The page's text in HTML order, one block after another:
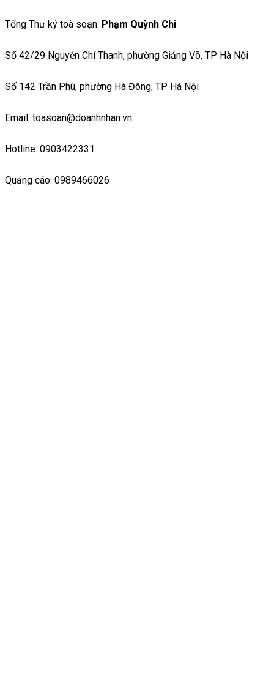
Tổng Thư ký toà soạn: Phạm Quỳnh Chi
Số 42/29 Nguyễn Chí Thanh, phường Giảng Võ, TP Hà Nội
Số 142 Trần Phú, phường Hà Đông, TP Hà Nội
Email: toasoan@doanhnhan.vn
Hotline: 0903422331
Quảng cáo: 0989466026